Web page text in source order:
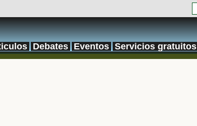
Debates Eventos Servicios gratuitos